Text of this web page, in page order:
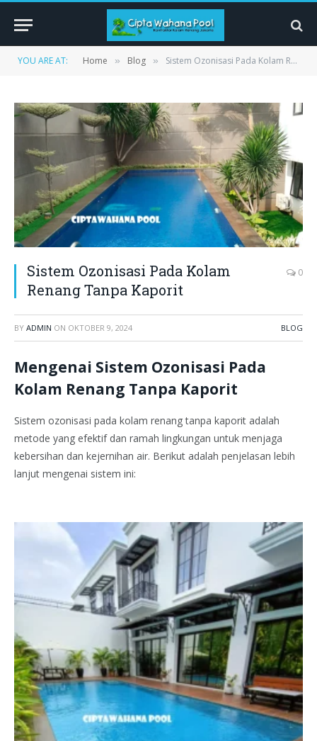
YOU ARE AT: Home » Blog » Sistem Ozonisasi Pada Kolam Renang Tanpa Kaporit
Sistem Ozonisasi Pada Kolam
Renang Tanpa Kaporit
0
BY ADMIN ON OKTOBER 9, 2024 BLOG
Mengenai Sistem Ozonisasi Pada
Kolam Renang Tanpa Kaporit
Sistem ozonisasi pada kolam renang tanpa kaporit adalah
metode yang efektif dan ramah lingkungan untuk menjaga
kebersihan dan kejernihan air. Berikut adalah penjelasan lebih
lanjut mengenai sistem ini: